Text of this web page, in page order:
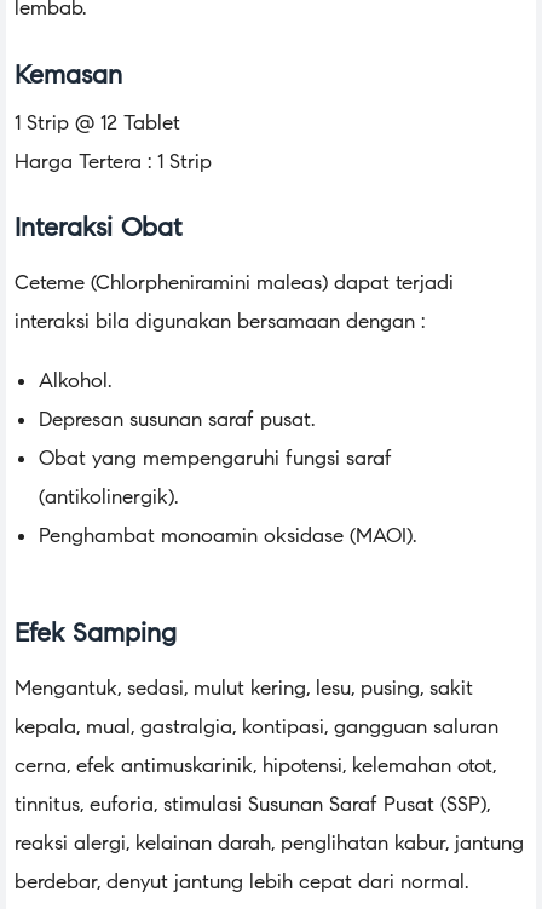
lembab.
Kemasan
1 Strip @ 12 Tablet
Harga Tertera : 1 Strip
Interaksi Obat
Ceteme (Chlorpheniramini maleas) dapat terjadi
interaksi bila digunakan bersamaan dengan :
Alkohol.
Depresan susunan saraf pusat.
Obat yang mempengaruhi fungsi saraf
(antikolinergik).
Penghambat monoamin oksidase (MAOI).
Efek Samping
Mengantuk, sedasi, mulut kering, lesu, pusing, sakit
kepala, mual, gastralgia, kontipasi, gangguan saluran
cerna, efek antimuskarinik, hipotensi, kelemahan otot,
tinnitus, euforia, stimulasi Susunan Saraf Pusat (SSP),
reaksi alergi, kelainan darah, penglihatan kabur, jantung
berdebar, denyut jantung lebih cepat dari normal.